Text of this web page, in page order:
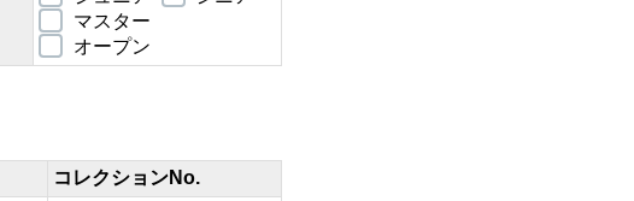
マスター
オープン
コレクションNo.